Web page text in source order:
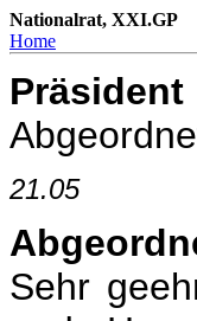
Nationalrat, XXI.GP
Home
Präsident
21.05
Sehr